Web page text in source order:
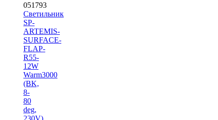
051793
Светильник
SP-
ARTEMIS-
SURFACE-
FLAP-
R55-
12W
Warm3000
(BK,
8-
80
deg,
230V)